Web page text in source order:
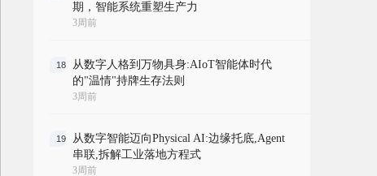
期，智能系统重塑生产力
3周前
18
从数字人格到万物具身:AIoT智能体时代
的"温情"持牌生存法则
3周前
19
从数字智能迈向Physical AI:边缘托底,Agent
串联,拆解工业落地方程式
3周前